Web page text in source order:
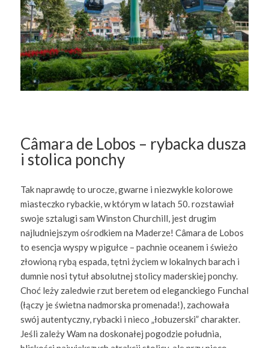
Câmara de Lobos – rybacka dusza
i stolica ponchy
Tak naprawdę to urocze, gwarne i niezwykle kolorowe
miasteczko rybackie, w którym w latach 50. rozstawiał
swoje sztalugi sam Winston Churchill, jest drugim
najludniejszym ośrodkiem na Maderze! Câmara de Lobos
to esencja wyspy w pigułce – pachnie oceanem i świeżo
złowioną rybą espada, tętni życiem w lokalnych barach i
dumnie nosi tytuł absolutnej stolicy maderskiej ponchy.
Choć leży zaledwie rzut beretem od eleganckiego Funchal
(łączy je świetna nadmorska promenada!), zachowała
swój autentyczny, rybacki i nieco „łobuzerski” charakter.
Jeśli zależy Wam na doskonałej pogodzie południa,